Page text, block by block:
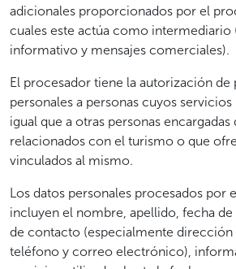
adicionales proporcionados por el
cuales este actúa como
informativo y mensajes comerciales).
El procesador tiene la autorización
personales a personas cuyos
igual que a otras personas
relacionados con el turismo o que
vinculados al mismo.
Los datos personales procesados por
incluyen el nombre, apellido, fecha
de contacto (especialmente dirección
teléfono y correo electrónico),